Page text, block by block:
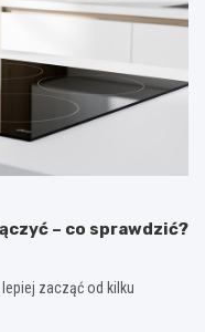
– co sprawdzić?
zacząć od kilku